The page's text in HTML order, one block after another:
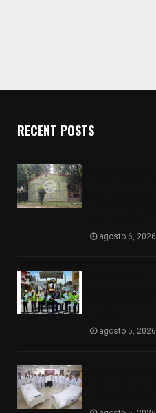
RECENT POSTS
agosto 6, 2026
agosto 5, 2026